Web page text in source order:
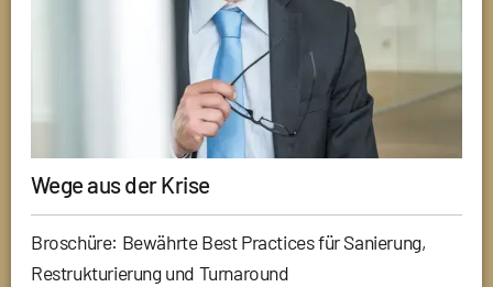
Wege aus der Krise
Broschüre: Bewährte Best Practices für Sanierung,
Restrukturierung und Turnaround